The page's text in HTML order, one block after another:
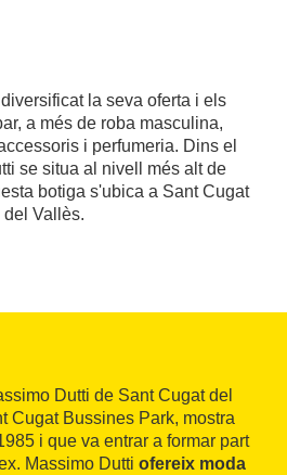
la seva oferta i els
a més de roba masculina,
i perfumeria. Dins el
se situa al nivell més alt de
botiga s'ubica a Sant Cugat
del Vallès.
Dutti de Sant Cugat del
Cugat Bussines Park, mostra
i que va entrar a formar part
Massimo Dutti ofereix moda